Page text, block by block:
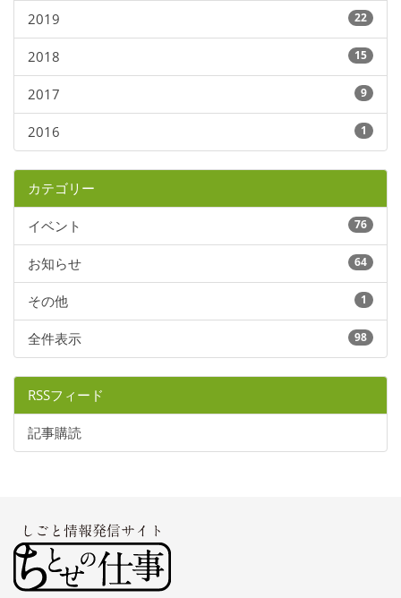
2019 22
2018 15
2017 9
2016 1
カテゴリー
イベント 76
お知らせ 64
その他 1
全件表示 98
RSSフィード
記事購読